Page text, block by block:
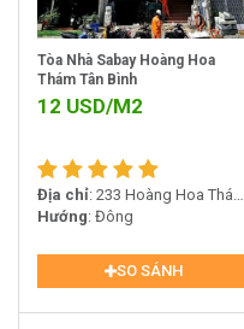
Tòa Nhà Sabay Hoàng Hoa
Thám Tân Bình
12 USD/M2
Địa chỉ: 233 Hoàng Hoa Thám,
Phường 13, Quận Tân Bình
Hướng : Đông
SO SÁNH